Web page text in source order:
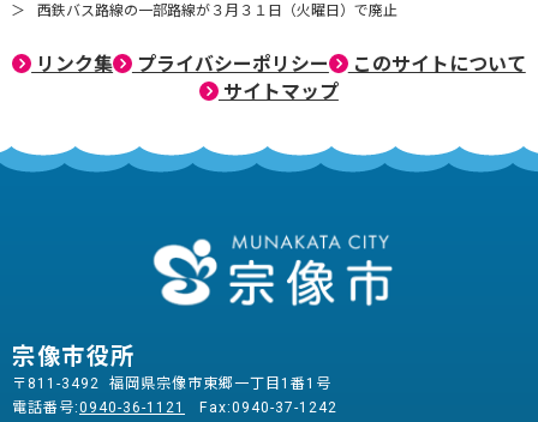
西鉄バス路線の一部路線が３月３１日（火曜日）で廃止
リンク集 プライバシーポリシー
このサイトについて
サイトマップ
宗像市役所
〒811-3492 福岡県宗像市東郷一丁目1番1号
電話番号:0940-36-1121
Fax:0940-37-1242